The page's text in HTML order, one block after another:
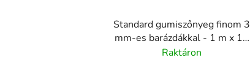
Standard gumiszőnyeg finom 3
mm-es barázdákkal - 1 m x 10
m
Raktáron